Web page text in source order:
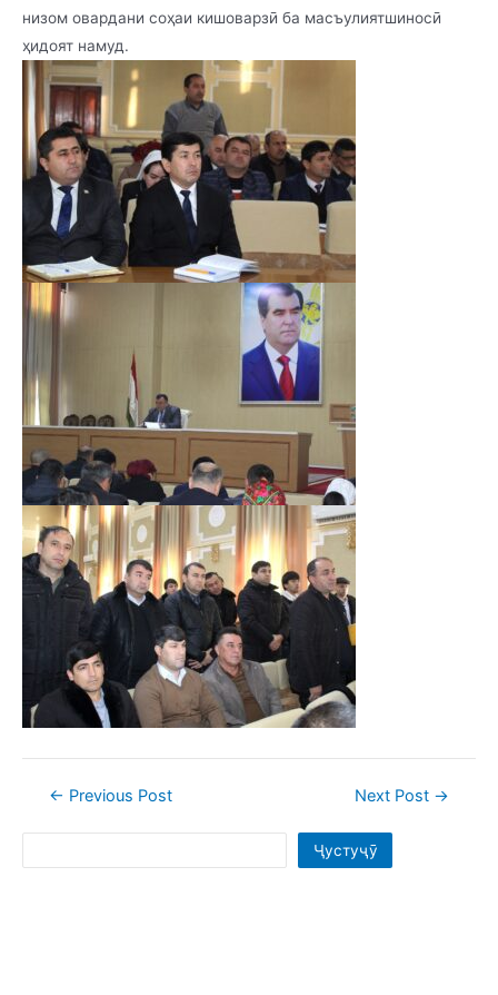
низом овардани соҳаи кишоварзӣ ба масъулиятшиносӣ
ҳидоят намуд.
← Previous Post Next Post →
Ҷустуҷӯ